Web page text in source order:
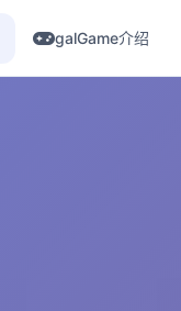
galGame介绍